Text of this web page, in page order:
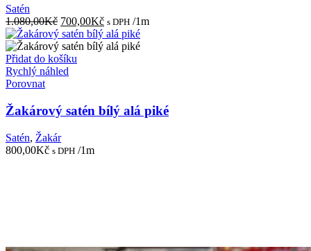
Satén
1.080,00Kč Původní
cena
byla:
1.080,00Kč.
700,00KčAktuální
cena
je:
s DPH /1m
Přidat do košíku
Rychlý náhled
Porovnat
Žakárový satén bílý alá piké
Satén, Žakár
800,00Kč s DPH /1m